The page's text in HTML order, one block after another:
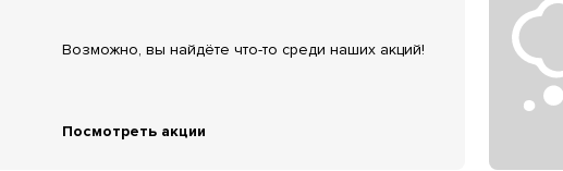
Возможно, вы найдёте что-то среди наших акций!
Посмотреть акции